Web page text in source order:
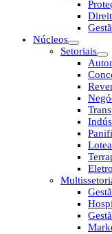
Núcleos
Setoriais